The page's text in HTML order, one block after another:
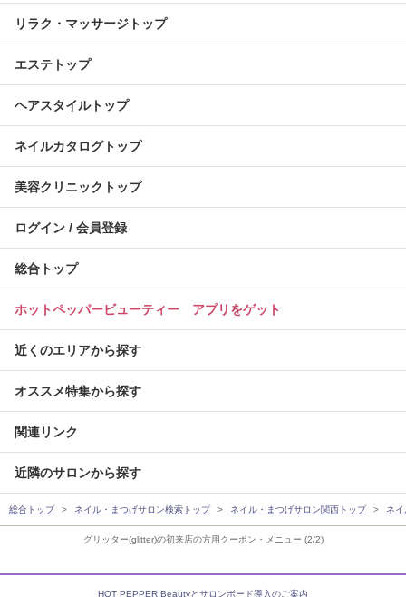
グリッター(glitter)の初来店の方用クーポン・メニュー (2/2)
リラク・マッサージトップ
エステトップ
ヘアスタイルトップ
ネイルカタログトップ
美容クリニックトップ
ログイン / 会員登録
総合トップ
ホットペッパービューティー アプリをゲット
近くのエリアから探す
オススメ特集から探す
関連リンク
近隣のサロンから探す
総合トップ ネイル・まつげサロン検索トップ ネイル・まつげサロン関西トップ ネ
HOT PEPPER Beautyとサロンボード導入のご案内